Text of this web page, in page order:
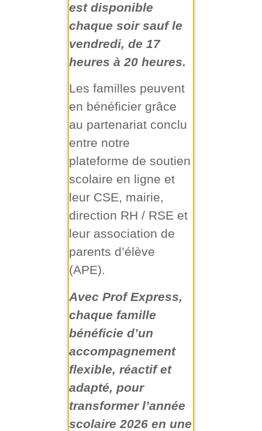
est disponible
chaque soir sauf le
vendredi, de 17
heures à 20 heures.
Les familles peuvent
en bénéficier grâce
au partenariat conclu
entre notre
plateforme de soutien
scolaire en ligne et
leur CSE, mairie,
direction RH / RSE et
leur association de
parents d’élève
(APE).
Avec Prof Express,
chaque famille
bénéficie d’un
accompagnement
flexible, réactif et
adapté, pour
transformer l’année
scolaire 2026 en une